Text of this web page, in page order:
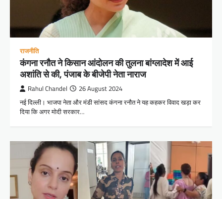
राजनीति
कंगना रनौत ने किसान आंदोलन की तुलना बांग्लादेश में आई
अशांति से की, पंजाब के बीजेपी नेता नाराज
Rahul Chandel 26 August 2024
नई दिल्ली। भाजपा नेता और मंडी सांसद कंगना रनौत ने यह कहकर विवाद खड़ा कर
दिया कि अगर मोदी सरकार…